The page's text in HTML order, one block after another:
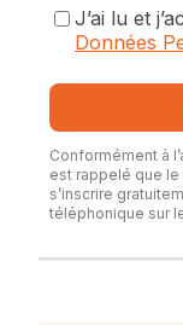
J’ai lu et
Données
Conformément à
est rappelé que
s’inscrire
téléphonique sur